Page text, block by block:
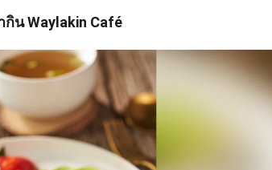
กินWaylakin Café